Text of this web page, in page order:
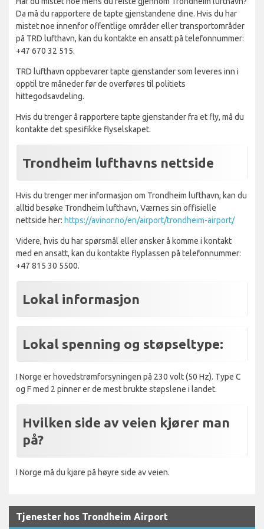
Da må du rapportere de tapte gjenstandene dine. Hvis du har
mistet noe innenfor offentlige områder eller transportområder
på TRD lufthavn, kan du kontakte en ansatt på telefonnummer:
+47 670 32 515.
TRD lufthavn oppbevarer tapte gjenstander som leveres inn i
opptil tre måneder før de overføres til politiets
hittegodsavdeling.
Hvis du trenger å rapportere tapte gjenstander fra et fly, må du
kontakte det spesifikke flyselskapet.
Trondheim lufthavns nettside
Hvis du trenger mer informasjon om Trondheim lufthavn, kan du
alltid besøke Trondheim lufthavn, Værnes sin offisielle
nettside her: https://avinor.no/en/airport/trondheim-airport/
Videre, hvis du har spørsmål eller ønsker å komme i kontakt
med en ansatt, kan du kontakte flyplassen på telefonnummer:
+47 815 30 5500.
Lokal informasjon
Lokal spenning og støpseltype:
I Norge er hovedstrømforsyningen på 230 volt (50 Hz). Type C
og F med 2 pinner er de mest brukte støpslene i landet.
Hvilken side av veien kjører man
på?
I Norge må du kjøre på høyre side av veien.
Tjenester hos Trondheim Airport